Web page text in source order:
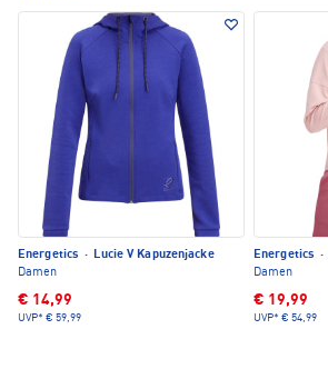
Energetics · Lucie V Kapuzenjacke
Damen
€ 14,99
UVP* € 59,99
Energetics ·
Damen
€ 19,99
UVP* € 54,99